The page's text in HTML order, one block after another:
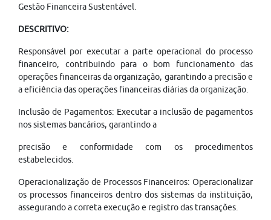
Gestão Financeira Sustentável.
DESCRITIVO:
Responsável por executar a parte operacional do processo
financeiro, contribuindo para o bom funcionamento das
operações financeiras da organização, garantindo a precisão e
a eficiência das operações financeiras diárias da organização.
Inclusão de Pagamentos: Executar a inclusão de pagamentos
nos sistemas bancários, garantindo a
precisão e conformidade com os procedimentos
estabelecidos.
Operacionalização de Processos Financeiros: Operacionalizar
os processos financeiros dentro dos sistemas da instituição,
assegurando a correta execução e registro das transações.